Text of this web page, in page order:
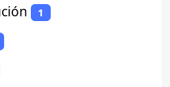
1